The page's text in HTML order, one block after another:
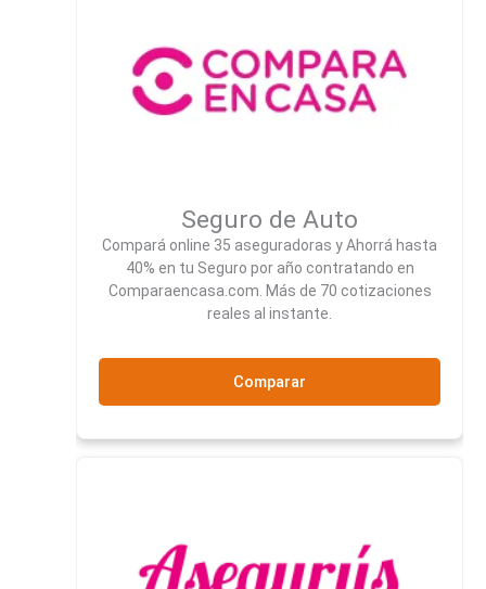
Seguro de Auto
Compará online 35 aseguradoras y Ahorrá hasta
40% en tu Seguro por año contratando en
Comparaencasa.com. Más de 70 cotizaciones
reales al instante.
Comparar